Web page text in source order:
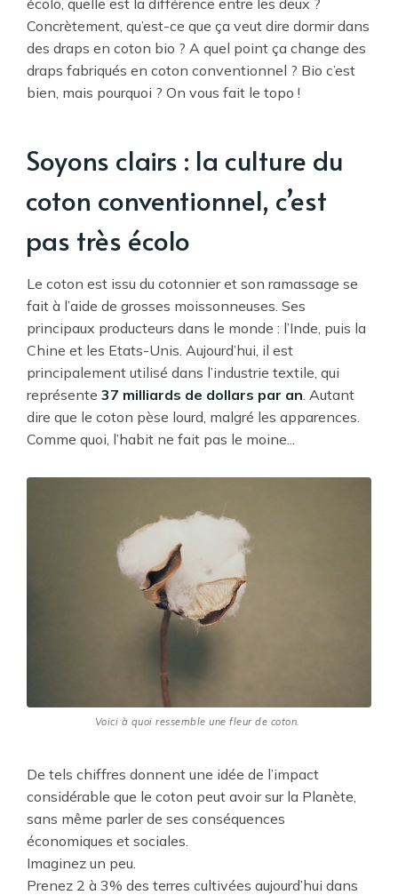
Concrètement, qu’est-ce que ça veut dire dormir dans
des draps en coton bio ? A quel point ça change des
draps fabriqués en coton conventionnel ? Bio c’est
bien, mais pourquoi ? On vous fait le topo !
Soyons clairs : la culture du
coton conventionnel, c’est
pas très écolo
Le coton est issu du cotonnier et son ramassage se
fait à l’aide de grosses moissonneuses. Ses
principaux producteurs dans le monde : l’Inde, puis la
Chine et les Etats-Unis. Aujourd’hui, il est
principalement utilisé dans l’industrie textile, qui
représente 37 milliards de dollars par an . Autant
dire que le coton pèse lourd, malgré les apparences.
Comme quoi, l’habit ne fait pas le moine...
Voici à quoi ressemble une fleur de coton.
De tels chiffres donnent une idée de l’impact
considérable que le coton peut avoir sur la Planète,
sans même parler de ses conséquences
économiques et sociales.
Imaginez un peu.
Prenez 2 à 3% des terres cultivées aujourd’hui dans